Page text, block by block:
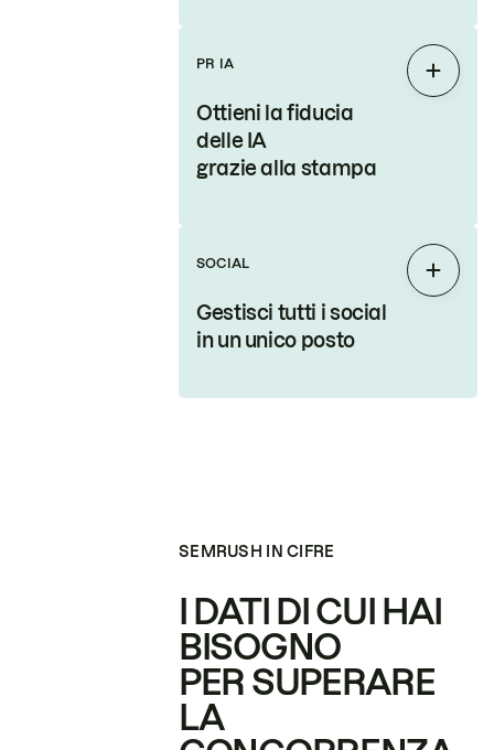
PR IA
Ottieni la fiducia
delle IA
grazie alla stampa
SOCIAL
Gestisci tutti i social
in un unico posto
SEMRUSH IN CIFRE
I DATI DI CUI HAI
BISOGNO
PER SUPERARE
LA